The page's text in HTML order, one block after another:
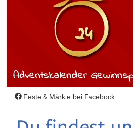
Feste & Märkte bei Facebook